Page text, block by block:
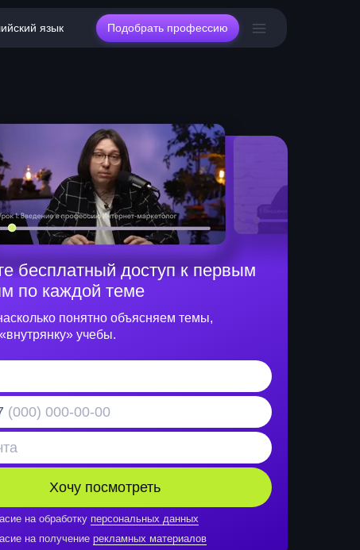
язык Подобрать профессию
на обработку персональных данных
на получение рекламных материалов
Хочу посмотреть
бесплатный доступ к первым
по каждой теме
понятно объясняем темы,
учебы.